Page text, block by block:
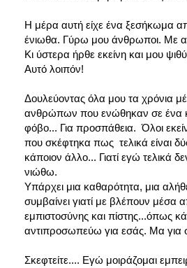
Η μέρα αυτή είχε ένα ξεσήκωμα
ένιωθα. Γύρω μου άνθρωποι. Με
Κι ύστερα ήρθε εκείνη και μου
Αυτό λοιπόν!
Δουλεύοντας όλα μου τα χρόνια
ανθρώπων που ενώθηκαν σε ένα
φόβο... Για προσπάθεια. Όλοι
που σκέφτηκα πως τελικά είναι
κάποιον άλλο... Γιατί εγώ τελικά
νιώθω.
Υπάρχει μια καθαρότητα, μια
συμβαίνει γιατί με βλέπουν
εμπιστοσύνης και πίστης...όπως
αντιπροσωπεύω για εσάς. Μα για
Σκεφτείτε.... Εγώ μοιράζομαι